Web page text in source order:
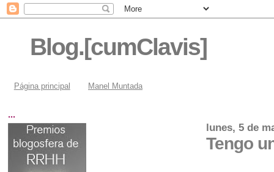
Blog.[cumClavis]
Página principal Manel Muntada
lunes, 5 de
Tengo
...